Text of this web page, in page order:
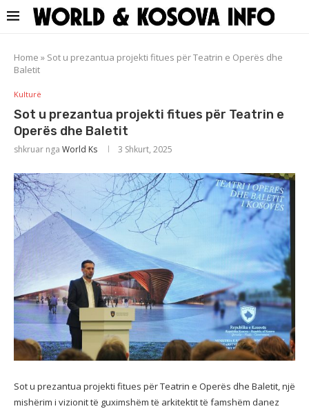
Home » Sot u prezantua projekti fitues për Teatrin e Operës dhe
Baletit
Kulturë
Sot u prezantua projekti fitues për Teatrin e
Operës dhe Baletit
shkruar nga World Ks 3 Shkurt, 2025
Sot u prezantua projekti fitues për Teatrin e Operës dhe Baletit, një
mishërim i vizionit të guximshëm të arkitektit të famshëm danez